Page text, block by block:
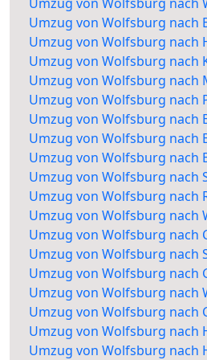
Umzug von Wolfsburg nach
Umzug von Wolfsburg nach
Umzug von Wolfsburg nach
Umzug von Wolfsburg nach
Umzug von Wolfsburg nach
Umzug von Wolfsburg nach
Umzug von Wolfsburg nach
Umzug von Wolfsburg nach
Umzug von Wolfsburg nach
Umzug von Wolfsburg nach
Umzug von Wolfsburg nach
Umzug von Wolfsburg nach
Umzug von Wolfsburg nach
Umzug von Wolfsburg nach
Umzug von Wolfsburg nach
Umzug von Wolfsburg nach
Umzug von Wolfsburg nach
Umzug von Wolfsburg nach